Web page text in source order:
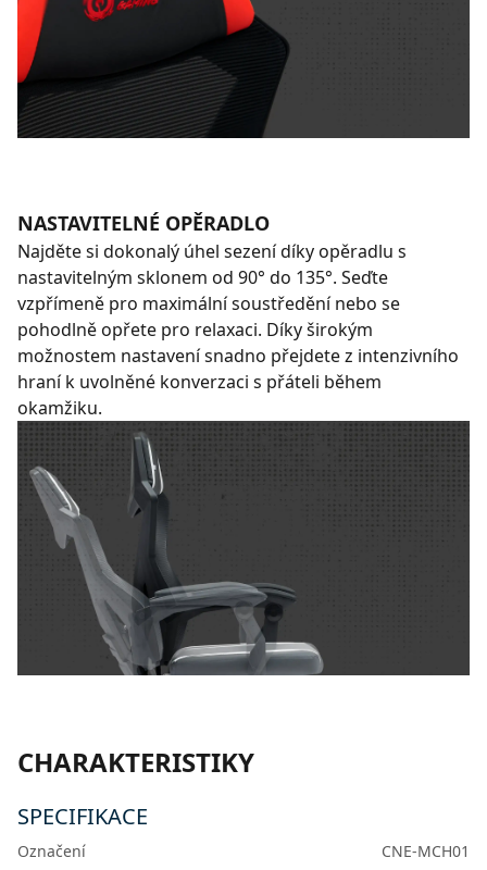
NASTAVITELNÉ OPĚRADLO
Najděte si dokonalý úhel sezení díky opěradlu s
nastavitelným sklonem od 90° do 135°. Seďte
vzpřímeně pro maximální soustředění nebo se
pohodlně opřete pro relaxaci. Díky širokým
možnostem nastavení snadno přejdete z intenzivního
hraní k uvolněné konverzaci s přáteli během
okamžiku.
CHARAKTERISTIKY
SPECIFIKACE
Označení
CNE-MCH01